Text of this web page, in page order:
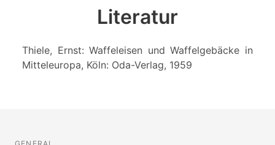
Literatur
Thiele, Ernst: Waffeleisen und Waffelgebäcke in
Mitteleuropa, Köln: Oda-Verlag, 1959